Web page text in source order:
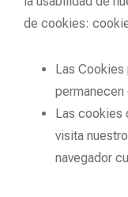
de cookies:
Las Cookies
permanecen
Las cookies
visita
navegador